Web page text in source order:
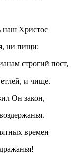
наш Христос
ни пищи:
строгий пост,
и чище.
Он закон,
времен